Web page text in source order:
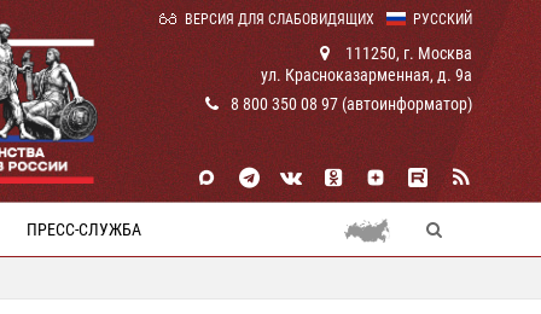
РУССКИЙ
ВЕРСИЯ ДЛЯ СЛАБОВИДЯЩИХ
111250, г. Москва
ул. Красноказарменная, д. 9а
8 800 350 08 97 (автоинформатор)
ПРЕСС-СЛУЖБА